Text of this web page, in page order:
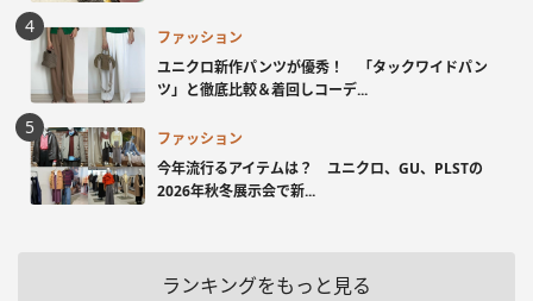
ファッション
ユニクロ新作パンツが優秀！ 「タックワイドパン
ツ」と徹底比較＆着回しコーデ...
ファッション
今年流行るアイテムは？ ユニクロ、GU、PLSTの
2026年秋冬展示会で新...
ランキングをもっと見る